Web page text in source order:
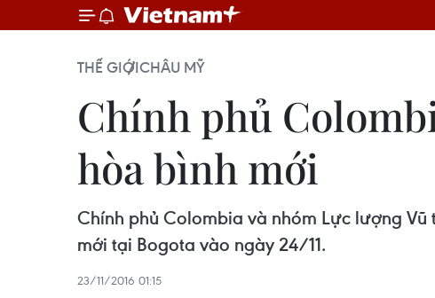
THẾ GIỚICHÂU MỸ
Chính phủ
hòa bình mới
Chính phủ Colombia và nhóm Lực lượng
mới tại Bogota vào ngày 24/11.
23/11/2016 01:15